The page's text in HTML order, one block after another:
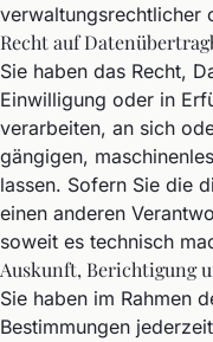
verwaltungsrechtlicher
Recht auf
Sie haben das Recht,
Einwilligung oder in
verarbeiten, an sich
gängigen,
lassen. Sofern Sie die
einen anderen
soweit es technisch
Auskunft, Berichtigung
Sie haben im Rahmen
Bestimmungen